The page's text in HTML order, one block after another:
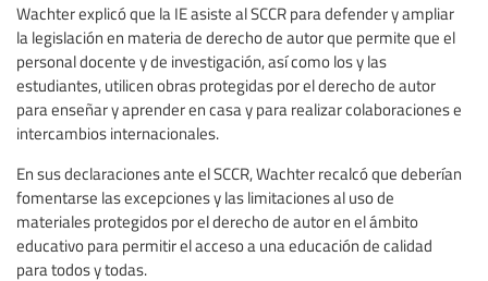
Wachter explicó que la IE asiste al SCCR para defender y ampliar
la legislación en materia de derecho de autor que permite que el
personal docente y de investigación, así como los y las
estudiantes, utilicen obras protegidas por el derecho de autor
para enseñar y aprender en casa y para realizar colaboraciones e
intercambios internacionales.
En sus declaraciones ante el SCCR, Wachter recalcó que deberían
fomentarse las excepciones y las limitaciones al uso de
materiales protegidos por el derecho de autor en el ámbito
educativo para permitir el acceso a una educación de calidad
para todos y todas.